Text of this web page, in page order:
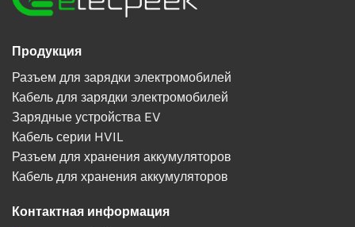
Продукция
Разъем для зарядки электромобилей
Кабель для зарядки электромобилей
Зарядные устройства EV
Кабель серии HVIL
Разъем для хранения аккумуляторов
Кабель для хранения аккумуляторов
Контактная информация